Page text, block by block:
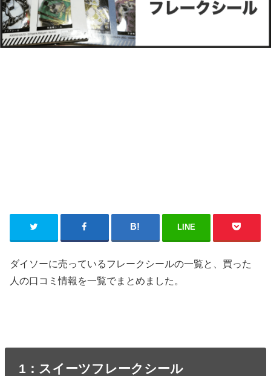
LINE
ダイソーに売っているフレークシールの一覧と、買った
人の口コミ情報を一覧でまとめました。
1：スイーツフレークシール